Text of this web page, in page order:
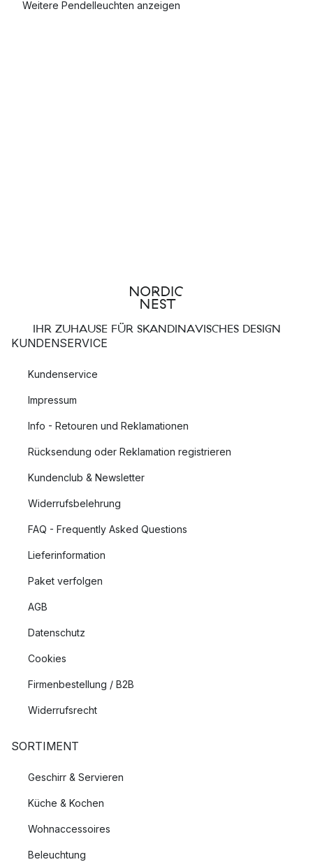
Weitere Pendelleuchten anzeigen
IHR ZUHAUSE FÜR SKANDINAVISCHES DESIGN
KUNDENSERVICE
Kundenservice
Impressum
Info - Retouren und Reklamationen
Rücksendung oder Reklamation registrieren
Kundenclub & Newsletter
Widerrufsbelehrung
FAQ - Frequently Asked Questions
Lieferinformation
Paket verfolgen
AGB
Datenschutz
Cookies
Firmenbestellung / B2B
Widerrufsrecht
SORTIMENT
Geschirr & Servieren
Küche & Kochen
Wohnaccessoires
Beleuchtung